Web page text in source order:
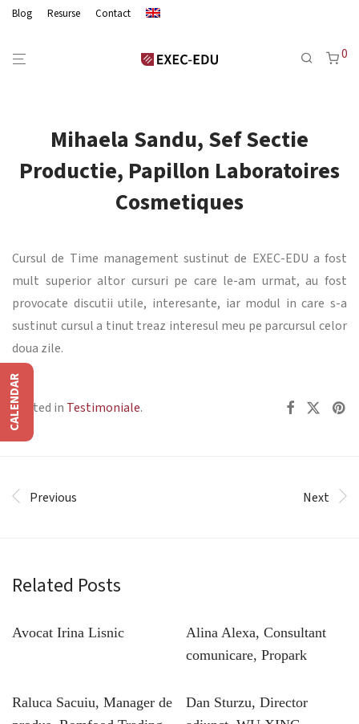
Blog Resurse Contact
0
Mihaela Sandu, Sef Sectie
Productie, Papillon Laboratoires
Cosmetiques
Cursul de Time management sustinut de EXEC-EDU a fost
mult superior altor cursuri pe care le-am urmat, au fost
provocate discutii utile, interesante, iar modul in care s-a
sustinut cursul a tinut treaz interesul meu pe parcursul celor
doua zile.
Posted in Testimoniale.
Previous Next
Related Posts
Avocat Irina Lisnic
Alina Alexa, Consultant
comunicare, Propark
Raluca Sacuiu, Manager de
Dan Sturzu, Director
CALENDAR